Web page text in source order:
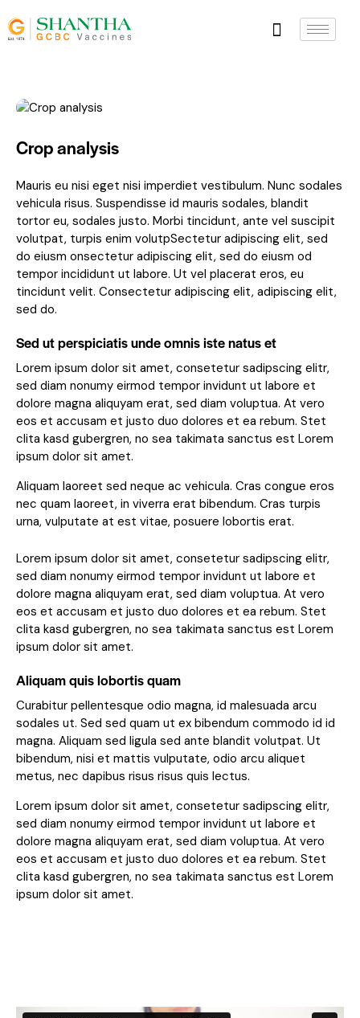
Crop analysis
Mauris eu nisi eget nisi imperdiet vestibulum. Nunc sodales
vehicula risus. Suspendisse id mauris sodales, blandit
tortor eu, sodales justo. Morbi tincidunt, ante vel suscipit
volutpat, turpis enim volutpSectetur adipiscing elit, sed
do eiusm onsectetur adipiscing elit, sed do eiusm od
tempor incididunt ut labore. Ut vel placerat eros, eu
tincidunt velit. Consectetur adipiscing elit, adipiscing elit,
sed do.
Sed ut perspiciatis unde omnis iste natus et
Lorem ipsum dolor sit amet, consetetur sadipscing elitr,
sed diam nonumy eirmod tempor invidunt ut labore et
dolore magna aliquyam erat, sed diam voluptua. At vero
eos et accusam et justo duo dolores et ea rebum. Stet
clita kasd gubergren, no sea takimata sanctus est Lorem
ipsum dolor sit amet.
Aliquam laoreet sed neque ac vehicula. Cras congue eros
nec quam laoreet, in viverra erat bibendum. Cras turpis
urna, vulputate at est vitae, posuere lobortis erat.
Lorem ipsum dolor sit amet, consetetur sadipscing elitr,
sed diam nonumy eirmod tempor invidunt ut labore et
dolore magna aliquyam erat, sed diam voluptua. At vero
eos et accusam et justo duo dolores et ea rebum. Stet
clita kasd gubergren, no sea takimata sanctus est Lorem
ipsum dolor sit amet.
Aliquam quis lobortis quam
Curabitur pellentesque odio magna, id malesuada arcu
sodales ut. Sed sed quam ut ex bibendum commodo id id
magna. Aliquam sed ligula sed ante blandit volutpat. Ut
bibendum, nisi et mattis vulputate, odio arcu aliquet
metus, nec dapibus risus risus quis lectus.
Lorem ipsum dolor sit amet, consetetur sadipscing elitr,
sed diam nonumy eirmod tempor invidunt ut labore et
dolore magna aliquyam erat, sed diam voluptua. At vero
eos et accusam et justo duo dolores et ea rebum. Stet
clita kasd gubergren, no sea takimata sanctus est Lorem
ipsum dolor sit amet.